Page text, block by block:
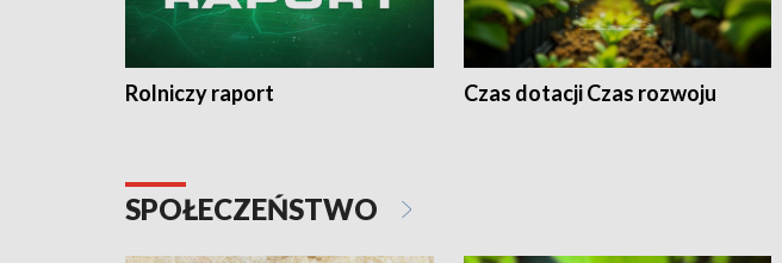
Rolniczy raport Czas dotacji Czas rozwoju
SPOŁECZEŃSTWO